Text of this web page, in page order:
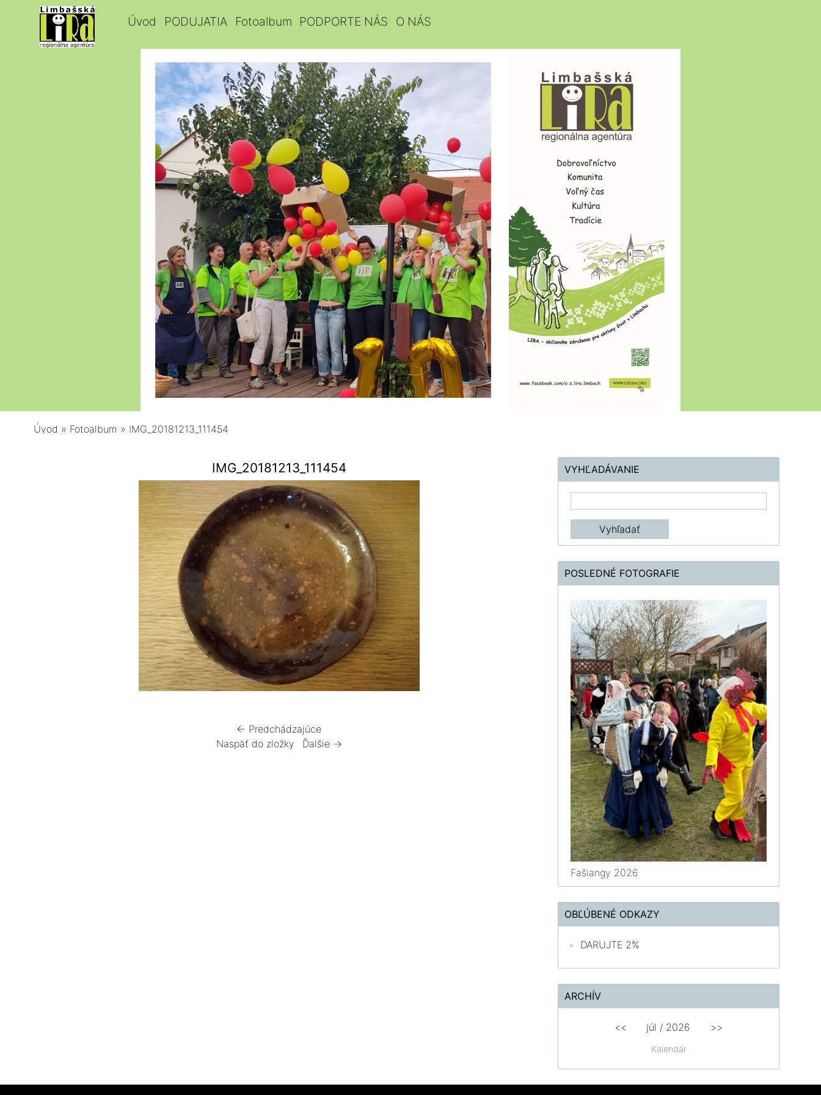
Úvod PODUJATIA Fotoalbum PODPORTE NÁS O NÁS
Úvod » Fotoalbum » IMG_20181213_111454
IMG_20181213_111454
← Predchádzajúce
Naspäť do zložky
Ďalšie →
VYHĽADÁVANIE
POSLEDNÉ FOTOGRAFIE
Fašiangy 2026
OBĽÚBENÉ ODKAZY
DARUJTE 2%
ARCHÍV
Kalendár
<< júl / 2026 >>